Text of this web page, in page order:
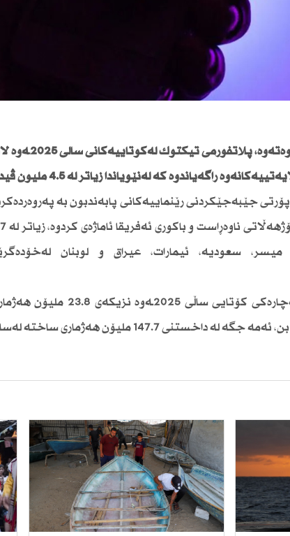
میدیا
كە لەنێویاندا زیاتر لە 4.5 ملیۆن ڤیدیۆی لە عیراق سڕیوەتەوە.
جێبەجێكردنی رێنماییەكانی پابەندبون بە
میسر، سعودیە، ئیمارات، عیراق و لوبنان
ئەوەشی ئاشكراكردوە، هەر